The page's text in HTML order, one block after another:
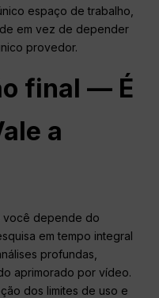
espaço de trabalho,
em vez de depender
provedor.
final — É
a
você depende do
em tempo integral
profundas,
aprimorado por vídeo.
dos limites de uso e